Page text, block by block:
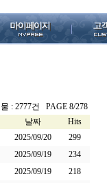
: 2777건 PAGE 8/278
날짜
Hits
2025/09/20
299
2025/09/19
234
2025/09/19
218